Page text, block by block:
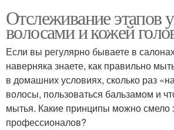
Отслеживание этапов
волосами и кожей
Если вы регулярно бываете в
наверняка знаете, как правильно
в домашних условиях, сколько раз
волосы, пользоваться бальзамом и
мытья. Какие принципы можно смело
профессионалов?